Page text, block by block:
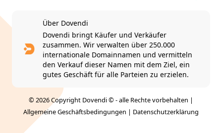
Über Dovendi
Dovendi bringt Käufer und Verkäufer
zusammen. Wir verwalten über 250.000
internationale Domainnamen und vermitteln
den Verkauf dieser Namen mit dem Ziel, ein
gutes Geschäft für alle Parteien zu erzielen.
© 2026 Copyright Dovendi © - alle Rechte vorbehalten |
Allgemeine Geschäftsbedingungen | Datenschutzerklärung